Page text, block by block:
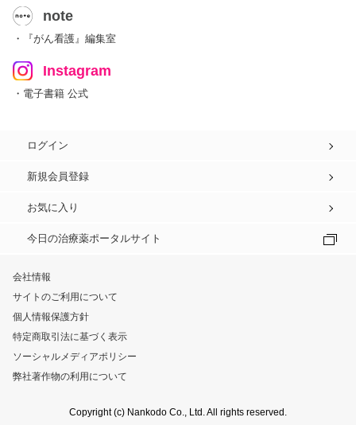
note
・『がん看護』編集室
Instagram
・電子書籍 公式
ログイン
新規会員登録
お気に入り
今日の治療薬ポータルサイト
会社情報
サイトのご利用について
個人情報保護方針
特定商取引法に基づく表示
ソーシャルメディアポリシー
弊社著作物の利用について
Copyright (c) Nankodo Co., Ltd. All rights reserved.